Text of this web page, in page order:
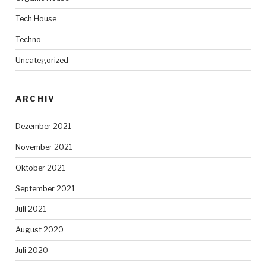
Tech House
Techno
Uncategorized
ARCHIV
Dezember 2021
November 2021
Oktober 2021
September 2021
Juli 2021
August 2020
Juli 2020